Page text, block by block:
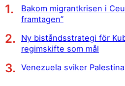
Bakom migrantkrisen i
framtagen”
Ny biståndsstrategi för
regimskifte som mål
Venezuela sviker